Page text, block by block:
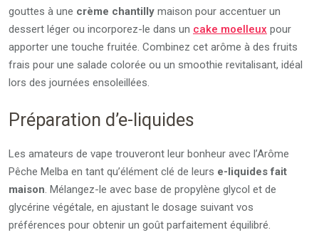
gouttes à une crème chantilly maison pour accentuer un
dessert léger ou incorporez-le dans un cake moelleux pour
apporter une touche fruitée. Combinez cet arôme à des fruits
frais pour une salade colorée ou un smoothie revitalisant, idéal
lors des journées ensoleillées.
Préparation d’e-liquides
Les amateurs de vape trouveront leur bonheur avec l’Arôme
Pêche Melba en tant qu’élément clé de leurs e-liquides fait
maison . Mélangez-le avec base de propylène glycol et de
glycérine végétale, en ajustant le dosage suivant vos
préférences pour obtenir un goût parfaitement équilibré.